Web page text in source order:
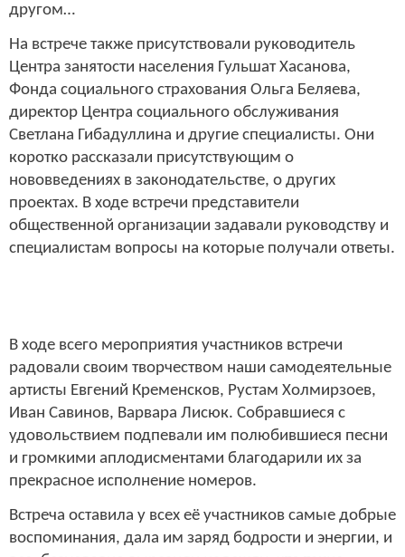
другом…
На встрече также присутствовали руководитель
Центра занятости населения Гульшат Хасанова,
Фонда социального страхования Ольга Беляева,
директор Центра социального обслуживания
Светлана Гибадуллина и другие специалисты. Они
коротко рассказали присутствующим о
нововведениях в законодательстве, о других
проектах. В ходе встречи представители
общественной организации задавали руководству и
специалистам вопросы на которые получали ответы.
В ходе всего мероприятия участников встречи
радовали своим творчеством наши самодеятельные
артисты Евгений Кременсков, Рустам Холмирзоев,
Иван Савинов, Варвара Лисюк. Собравшиеся с
удовольствием подпевали им полюбившиеся песни
и громкими аплодисментами благодарили их за
прекрасное исполнение номеров.
Встреча оставила у всех её участников самые добрые
воспоминания, дала им заряд бодрости и энергии, и